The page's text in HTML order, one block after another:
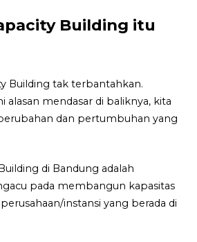
Building itu
Building tak terbantahkan.
alasan mendasar di baliknya, kita
dan pertumbuhan yang
di Bandung adalah
pada membangun kapasitas
instansi yang berada di